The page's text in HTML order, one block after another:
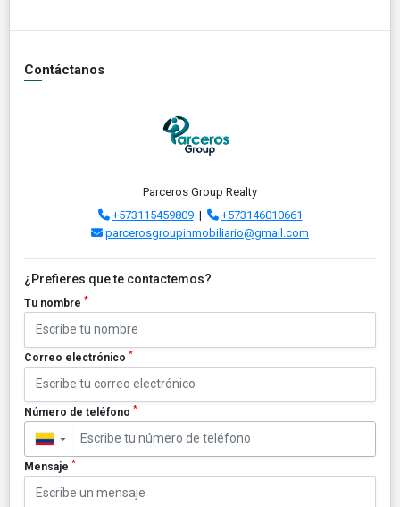
Contáctanos
Parceros Group Realty
+573115459809|
+573146010661
parcerosgroupinmobiliario@gmail.com
¿Prefieres que te contactemos?
Tu nombre *
Correo electrónico *
Número de teléfono *
▼
Mensaje *